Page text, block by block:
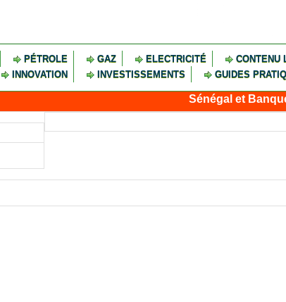
PÉTROLE GAZ ELECTRICITÉ CONTENU
INNOVATION INVESTISSEMENTS GUIDES
Sénégal et Banque